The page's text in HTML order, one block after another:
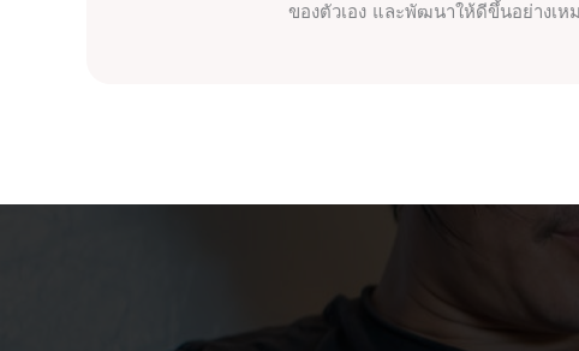
ของตัวเอง และพัฒนาให้ดีขึ้นอย่างเ